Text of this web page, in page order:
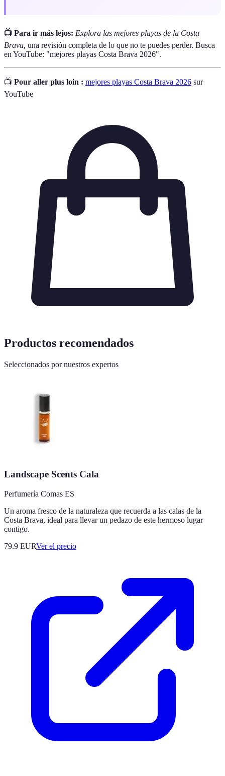
📺 Para ir más lejos: Explora las mejores playas de la Costa
Brava, una revisión completa de lo que no te puedes perder. Busca
en YouTube: "mejores playas Costa Brava 2026".
📺 Pour aller plus loin : mejores playas Costa Brava 2026 sur
YouTube
Productos recomendados
Seleccionados por nuestros expertos
Landscape Scents Cala
Perfumería Comas ES
Un aroma fresco de la naturaleza que recuerda a las calas de la
Costa Brava, ideal para llevar un pedazo de este hermoso lugar
contigo.
79.9 EURVer el precio